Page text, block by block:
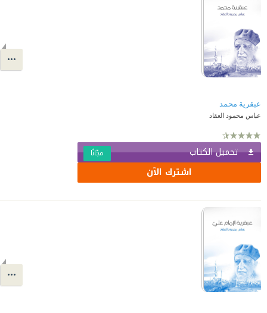
عبقرية محمد
عباس محمود العقاد
تحميل الكتاب مجّانًا
اشترك الآن